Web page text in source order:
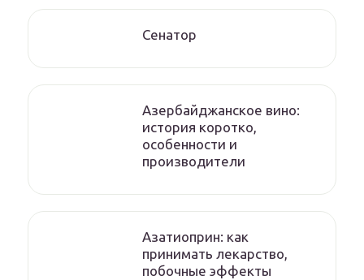
Сенатор
Азербайджанское вино:
история коротко,
особенности и
производители
Азатиоприн: как
принимать лекарство,
побочные эффекты